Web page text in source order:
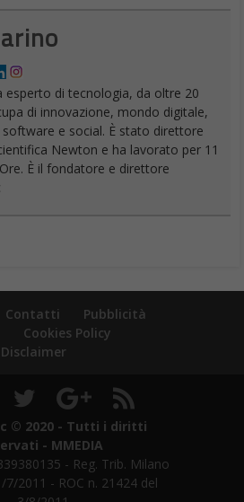
esperto di tecnologia, da oltre 20
di innovazione, mondo digitale,
e social. È stato direttore
Newton e ha lavorato per 11
È il fondatore e direttore
Contatti
Pubblicità
Cookies Policy
Disclaimer
© 2020 - Tutti i diritti
- MMEDIA
- Reg. Trib. Milano
7/2011 - ROC n. 21424 del